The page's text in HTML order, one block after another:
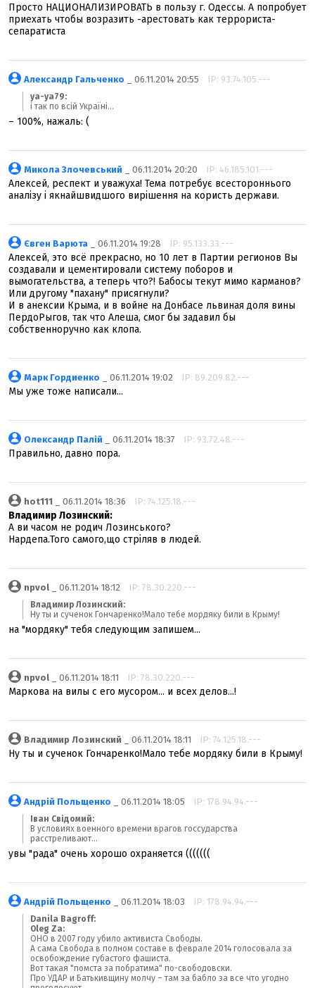
Просто НАЦИОНАЛИЗИРОВАТЬ в пользу г. Одессы. А попробует
приехать чтобы возразить -арестовать как террориста-
сепаратиста
Александр Гальченко _ 06.11.2014 20:55 IP: 93.74.105.---
ya-ya79:
і так по всій Україні...
– 100%, нажаль: (
Микола Злочевський _ 06.11.2014 20:20 IP: 46.185.101.---
Алексей, респект и уважуха! Тема потребує всестороннього
аналізу і якнайшвидшого вирішення на користь держави.
Євген Варюта _ 06.11.2014 19:28 IP: 95.133.33.---
Алексей, это всё прекрасно, но 10 лет в Партии регионов Вы
создавали и цементировали систему поборов и
вымогательства, а теперь что?! Бабосы текут мимо карманов?
Или другому "пахану" присягнули?
И в анексии Крыма, и в войне на Донбасе львиная доля вины
ПердоРыгов, так что Алеша, смог бы задавил бы
собственноручно как клопа.
Марк Гордиенко _ 06.11.2014 19:02 IP: 89.209.82.---
Мы уже тоже написали...
Олександр Палій _ 06.11.2014 18:37 IP: 93.72.48.---
Правильно, давно пора.
hot111 _ 06.11.2014 18:36 IP: 74.125.18.---
Владимир Лозинский:
А ви часом не родич Лозинського?
Нардепа.Того самого,що стріляв в людей.
npvol _ 06.11.2014 18:12 IP: 78.30.220.---
Владимир Лозинский:
Ну ты и сученок Гончаренко!Мало тебе мордяку били в Крыму!
на "мордяку" тебя следующим запишем...
npvol _ 06.11.2014 18:11 IP: 78.30.220.---
Маркова на вилы с его мусором... и всех делов...!
Владимир Лозинский _ 06.11.2014 18:11 IP: 74.125.18.---
Ну ты и сученок Гончаренко!Мало тебе мордяку били в Крыму!
Андрій Польщенко _ 06.11.2014 18:05 IP: 178.94.94.---
Іван Свідомий:
В условиях военного времени врагов госсударства
расстреливают...
увы "рада" очень хорошо охраняется (((((((
Андрій Польщенко _ 06.11.2014 18:03 IP: 178.94.94.---
Danila Bagroff:
Oleg Za:
ОНО в 2007 году убило активиста Свободы.
А сама Свобода в полном составе в феврале 2014 голосовала за
освобождение губастого фашиста.
Вот такая "помста за побратима" по-свободовски.
Про УДАР и Батькивщину молчу – там за бабло за все что угодно